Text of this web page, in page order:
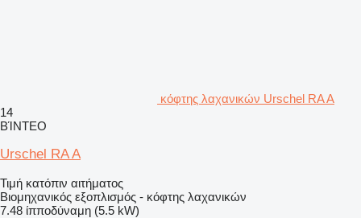
κόφτης λαχανικών Urschel RA A
14
ΒΊΝΤΕΟ
Urschel RA A
Τιμή κατόπιν αιτήματος
Βιομηχανικός εξοπλισμός - κόφτης λαχανικών
7.48 ίπποδύναμη (5.5 kW)